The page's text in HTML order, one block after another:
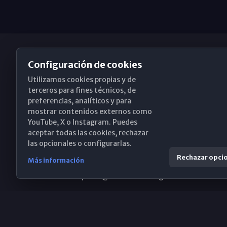
Obispado de Málaga
Santa María, 18-20. 29015 Málaga
(+34) 952 224 386
Configuración de cookies
Utilizamos cookies propias y de
terceros para fines técnicos, de
preferencias, analíticos y para
mostrar contenidos externos como
YouTube, X o Instagram. Puedes
aceptar todas las cookies, rechazar
las opcionales o configurarlas.
Más información Rechazar